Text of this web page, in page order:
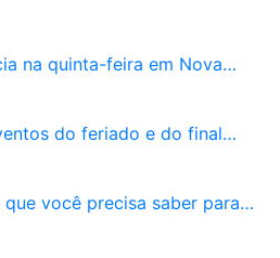
na quinta-feira em Nova…
do feriado e do final…
você precisa saber para…